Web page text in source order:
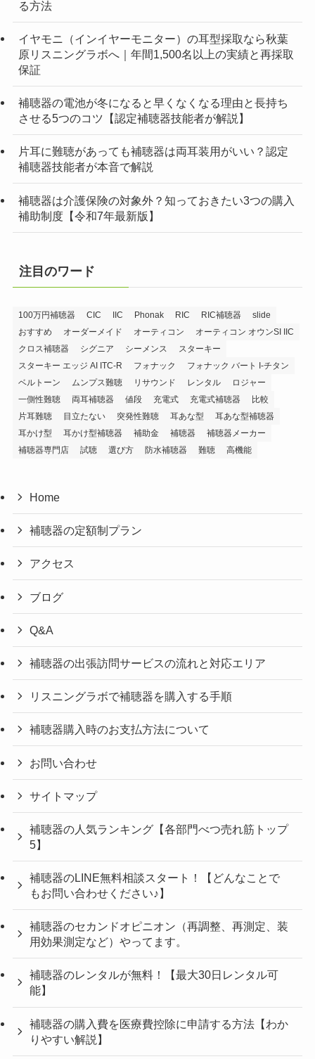
る方法
イヤモニ（インイヤーモニター）の耳型採取なら秋葉
原リスニングラボへ｜年間1,500名以上の実績と再採取
保証
補聴器の電池が冬になると早くなくなる理由と長持ち
させる5つのコツ【認定補聴器技能者が解説】
片耳に難聴があっても補聴器は両耳装用がいい？認定
補聴器技能者が本音で解説
補聴器は介護保険の対象外？知っておきたい3つの購入
補助制度【令和7年最新版】
注目のワード
100万円補聴器 CIC IIC Phonak RIC RIC補聴器
slide
おすすめ
オーダーメイド オーティコン
オーティコン オウンSI IIC
クロス補聴器
シグニア シーメンス
スターキー
スターキー エッジ AI ITC-R
フォナック
フォナック バート I-チタン
ベルトーン
ムンプス難聴 リサウンド レンタル
ロジャー
一側性難聴
両耳補聴器 値段 充電式 充電式補聴器
比較
片耳難聴
目立たない 突発性難聴 耳あな型
耳あな型補聴器
耳かけ型
耳かけ型補聴器 補助金 補聴器
補聴器メーカー
補聴器専門店
試聴 選び方 防水補聴器 難聴 高機能
Home
補聴器の定額制プラン
アクセス
ブログ
Q&A
補聴器の出張訪問サービスの流れと対応エリア
リスニングラボで補聴器を購入する手順
補聴器購入時のお支払方法について
お問い合わせ
サイトマップ
補聴器の人気ランキング【各部門べつ売れ筋トップ
5】
補聴器のLINE無料相談スタート！【どんなことで
もお問い合わせください♪】
補聴器のセカンドオピニオン（再調整、再測定、装
用効果測定など）やってます。
補聴器のレンタルが無料！【最大30日レンタル可
能】
補聴器の購入費を医療費控除に申請する方法【わか
りやすい解説】